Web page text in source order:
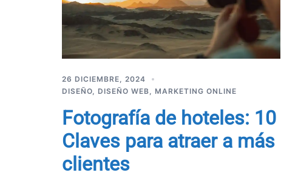
26 DICIEMBRE, 2024
DISEÑO
DISEÑO WEB MARKETING ONLINE
Fotografía de hoteles: 10
Claves para atraer a más
clientes